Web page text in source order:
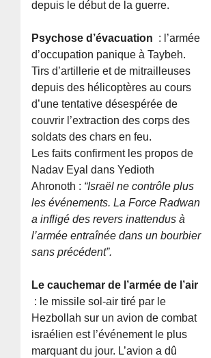
depuis le début de la guerre.
Psychose d’évacuation : l’armée
d’occupation panique à Taybeh.
Tirs d’artillerie et de mitrailleuses
depuis des hélicoptères au cours
d’une tentative désespérée de
couvrir l’extraction des corps des
soldats des chars en feu.
Les faits confirment les propos de
Nadav Eyal dans Yedioth
Ahronoth : “Israël ne contrôle plus
les événements. La Force Radwan
a infligé des revers inattendus à
l’armée entraînée dans un bourbier
sans précédent”.
Le cauchemar de l’armée de l’air
: le missile sol-air tiré par le
Hezbollah sur un avion de combat
israélien est l’événement le plus
marquant du jour. L’avion a dû